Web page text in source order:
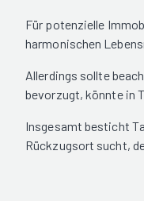
Für potenzielle
harmonischen
Allerdings sollte
bevorzugt, könnte in
Insgesamt besticht
Rückzugsort sucht,